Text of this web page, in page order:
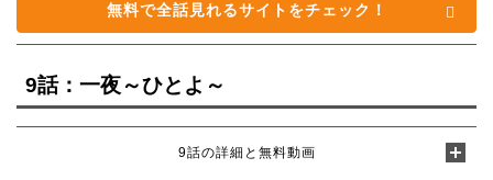
無料で全話見れるサイトをチェック！
9話：一夜～ひとよ～
9話の詳細と無料動画